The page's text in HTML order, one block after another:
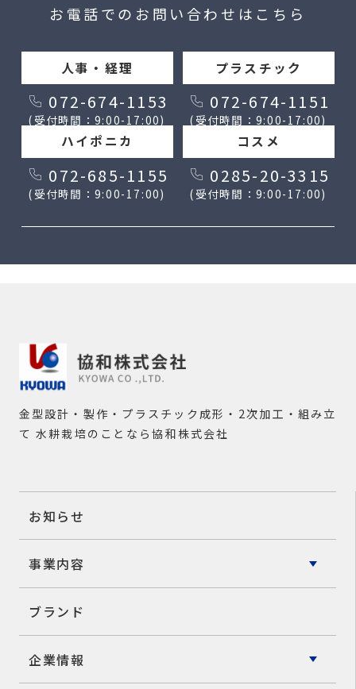
お電話でのお問い合わせはこちら
人事・経理
072-674-1153
(受付時間：9:00-17:00)
プラスチック
072-674-1151
(受付時間：9:00-17:00)
ハイポニカ
072-685-1155
(受付時間：9:00-17:00)
コスメ
0285-20-3315
(受付時間：9:00-17:00)
金型設計・製作・プラスチック成形・2次加工・組み立
て 水耕栽培のことなら協和株式会社
お知らせ
事業内容
ブランド
企業情報